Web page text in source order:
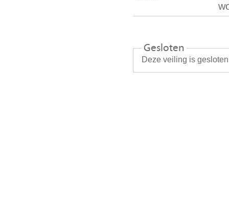
Gesloten
Deze veiling is